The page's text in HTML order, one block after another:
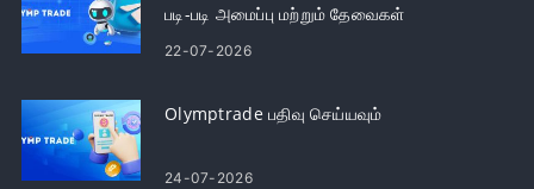
படி-படி அமைப்பு மற்றும் தேவைகள்
22-07-2026
Olymptrade பதிவு செய்யவும்
24-07-2026